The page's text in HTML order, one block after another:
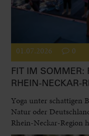
01.07.2026 0
FIT IM SOMMER:
RHEIN-NECKAR-
Yoga unter schattigen
Natur oder
Rhein-Neckar-Region